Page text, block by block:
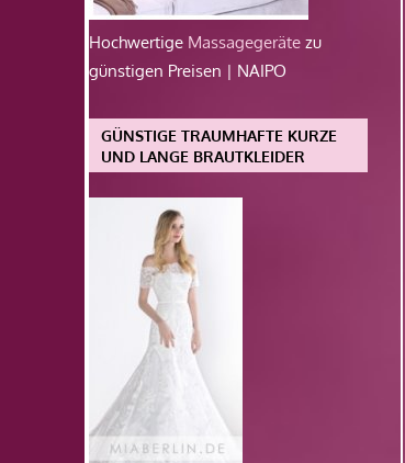
Hochwertige Massagegeräte zu
günstigen Preisen | NAIPO
GÜNSTIGE TRAUMHAFTE KURZE
UND LANGE BRAUTKLEIDER